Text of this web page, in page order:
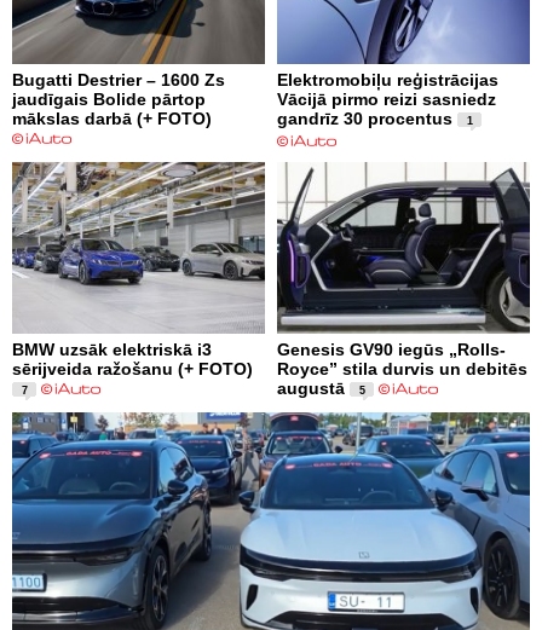
Bugatti Destrier – 1600 Zs
jaudīgais Bolide pārtop
mākslas darbā (+ FOTO)
Elektromobiļu reģistrācijas
Vācijā pirmo reizi sasniedz
gandrīz 30 procentus
1
BMW uzsāk elektriskā i3
sērijveida ražošanu (+ FOTO)
7
Genesis GV90 iegūs „Rolls-
Royce” stila durvis un debitēs
augustā
5